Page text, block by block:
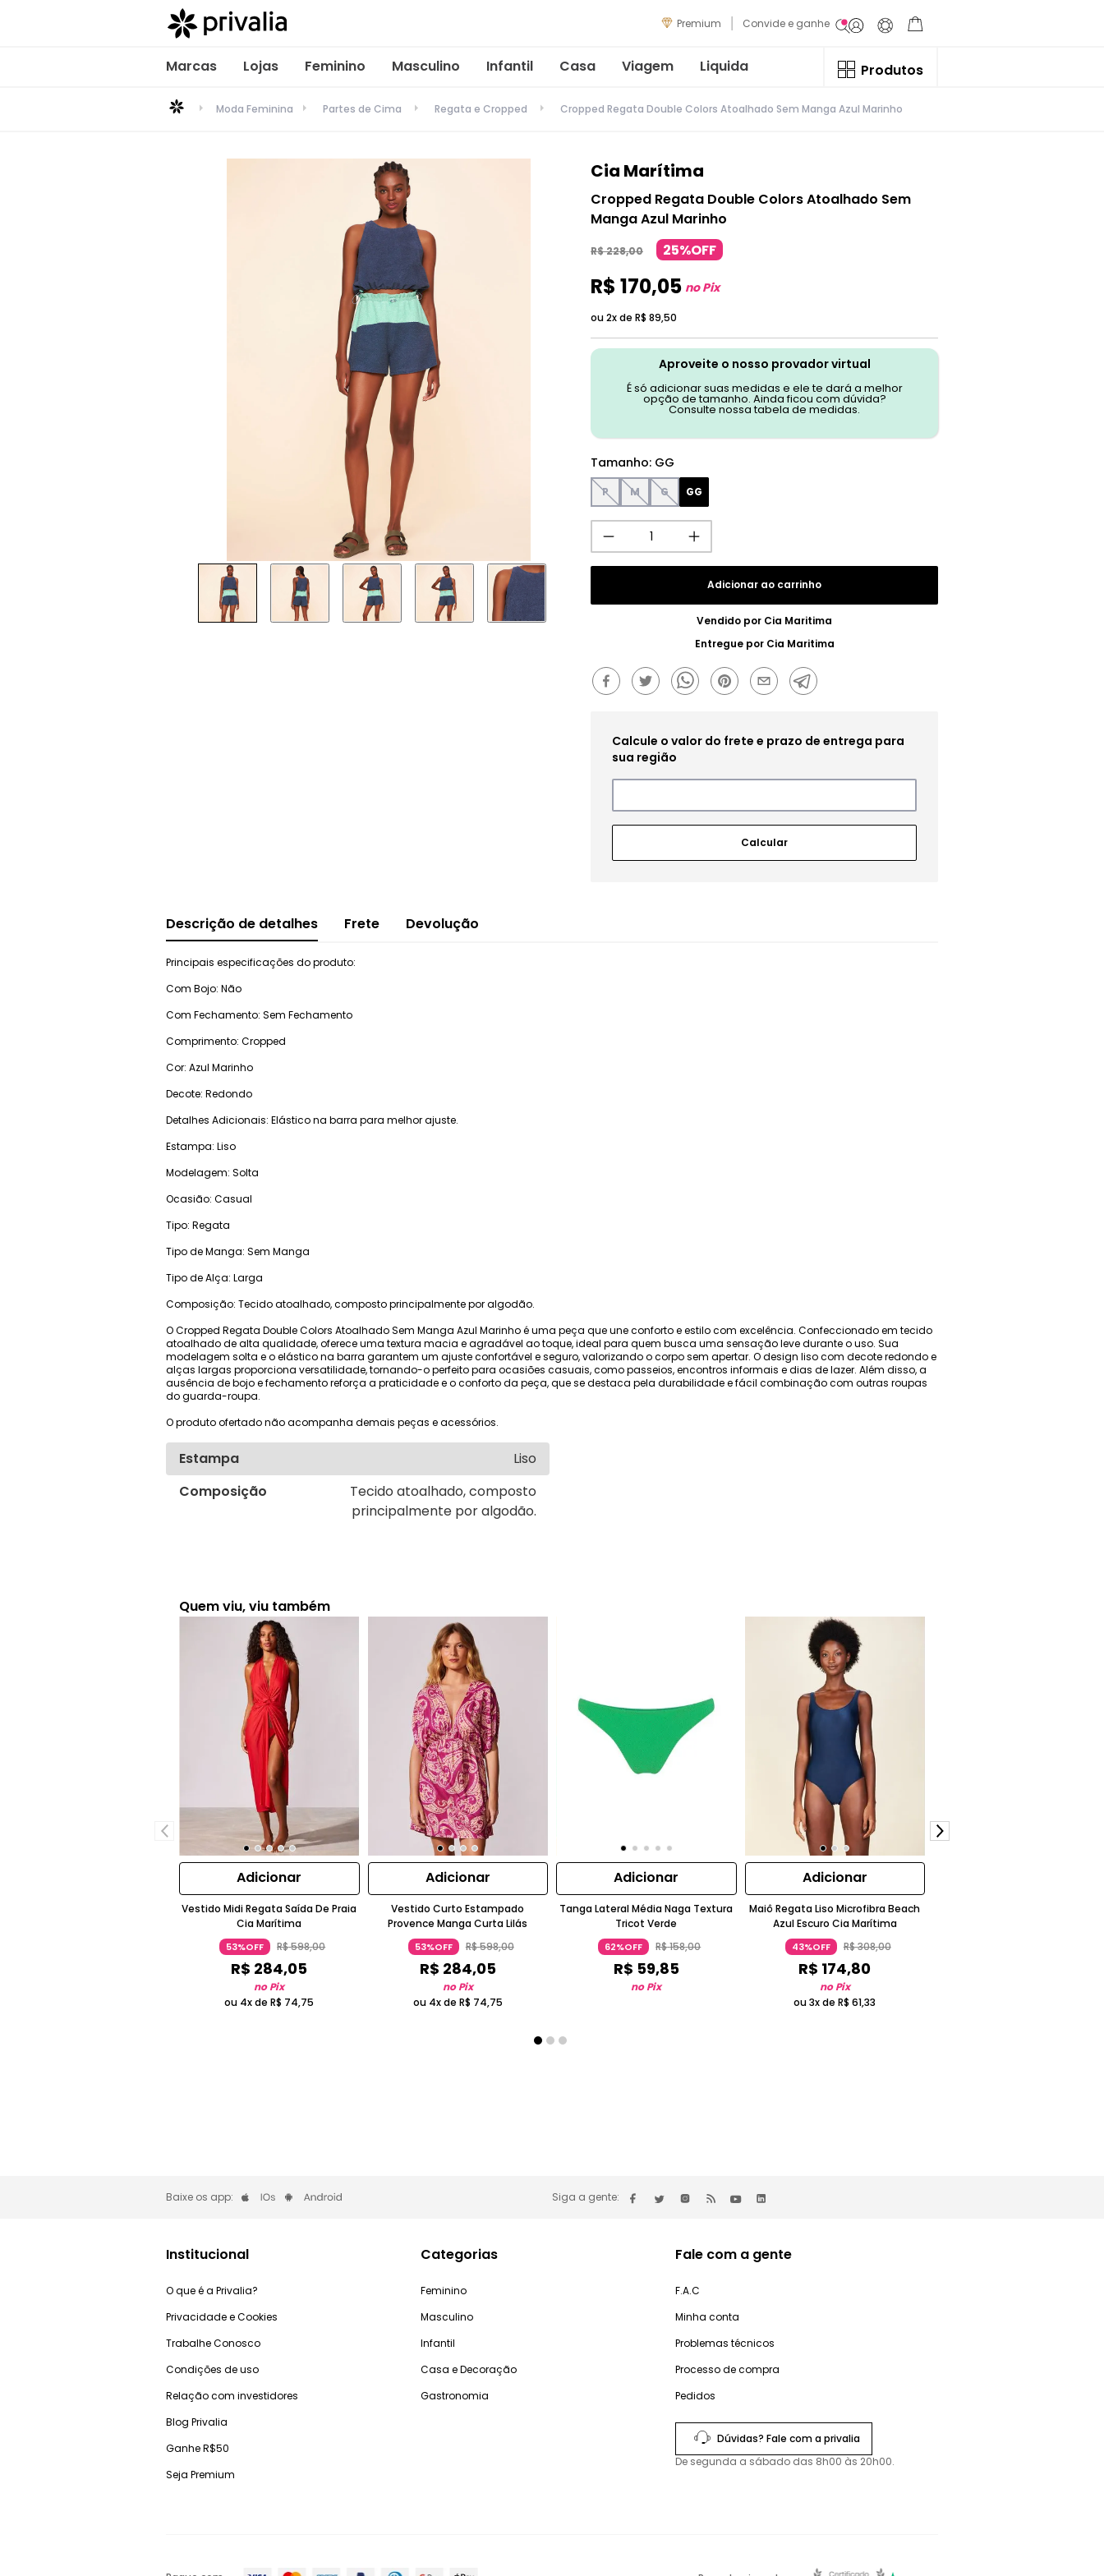
Premium Convide e ganhe
Marcas Lojas Feminino Masculino Infantil Casa Viagem Liquida Produtos
Moda Feminina Partes de Cima Regata e Cropped Cropped Regata Double Colors Atoalhado Sem Manga Azul Marinho
Cia Marítima
Cropped Regata Double Colors Atoalhado Sem
Manga Azul Marinho
R$228,00 25%OFF
R$ 170,05 no Pix
ou 2x de R$ 89,50
Aproveite o nosso provador virtual
É só adicionar suas medidas e ele te dará a melhor
opção de tamanho. Ainda ficou com dúvida?
Consulte nossa tabela de medidas.
Tamanho: GG
P M G GG
Adicionar ao carrinho
Vendido por Cia Maritima
Entregue por Cia Maritima
Descrição de detalhes Frete Devolução
Principais especificações do produto:
Com Bojo: Não
Com Fechamento: Sem Fechamento
Comprimento: Cropped
Cor: Azul Marinho
Decote: Redondo
Detalhes Adicionais: Elástico na barra para melhor ajuste.
Estampa: Liso
Modelagem: Solta
Ocasião: Casual
Tipo: Regata
Tipo de Manga: Sem Manga
Tipo de Alça: Larga
Composição: Tecido atoalhado, composto principalmente por algodão.
O Cropped Regata Double Colors Atoalhado Sem Manga Azul Marinho é uma peça que une conforto e estilo com excelência. Confeccionado em tecido
atoalhado de alta qualidade, oferece uma textura macia e agradável ao toque, ideal para quem busca uma sensação leve durante o uso. Sua
modelagem solta e o elástico na barra garantem um ajuste confortável e seguro, valorizando o corpo sem apertar. O design liso com decote redondo e
alças largas proporciona versatilidade, tornando-o perfeito para ocasiões casuais, como passeios, encontros informais e dias de lazer. Além disso, a
ausência de bojo e fechamento reforça a praticidade e o conforto da peça, que se destaca pela durabilidade e fácil combinação com outras roupas
do guarda-roupa.
O produto ofertado não acompanha demais peças e acessórios.
Estampa
Liso
Composição
Tecido atoalhado, composto
principalmente por algodão.
Quem viu, viu também
Adicionar
Vestido Midi Regata Saída De Praia
Cia Marítima
53%OFF R$598,00
R$ 284,05
no Pix
ou 4x deR$ 74,75
Adicionar
Vestido Curto Estampado
Provence Manga Curta Lilás
53%OFF R$598,00
R$ 284,05
no Pix
ou 4x de R$ 74,75
Adicionar
Tanga Lateral Média Naga Textura
Tricot Verde
62%OFF R$158,00
R$ 59,85
no Pix
Adicionar
Maiô Regata Liso Microfibra Beach
Azul Escuro Cia Marítima
43%OFF R$308,00
R$ 174,80
no Pix
ou 3x deR$ 61,33
Baixe os app: Siga a gente:
Institucional
O que é a Privalia?
Privacidade e Cookies
Trabalhe Conosco
Condições de uso
Relação com investidores
Blog Privalia
Ganhe R$50
Seja Premium
Categorias
Feminino
Masculino
Infantil
Casa e Decoração
Gastronomia
Fale com a gente
F.A.C
Minha conta
Problemas técnicos
Processo de compra
Pedidos
Dúvidas? Fale com a privalia
De segunda a sábado das 8h00 às 20h00.